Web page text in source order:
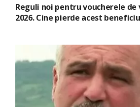
Reguli noi pentru voucherele de
2026. Cine pierde acest beneficiu